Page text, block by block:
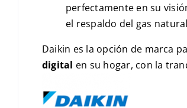
perfectamente en su
el respaldo del gas
Daikin es la opción de marca
digital en su hogar, con la